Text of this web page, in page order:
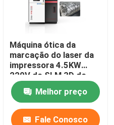
Máquina ótica da
marcação do laser da
impressora 4.5KW
220V do SLM 3D do
metal
Melhor preço
Fale Conosco